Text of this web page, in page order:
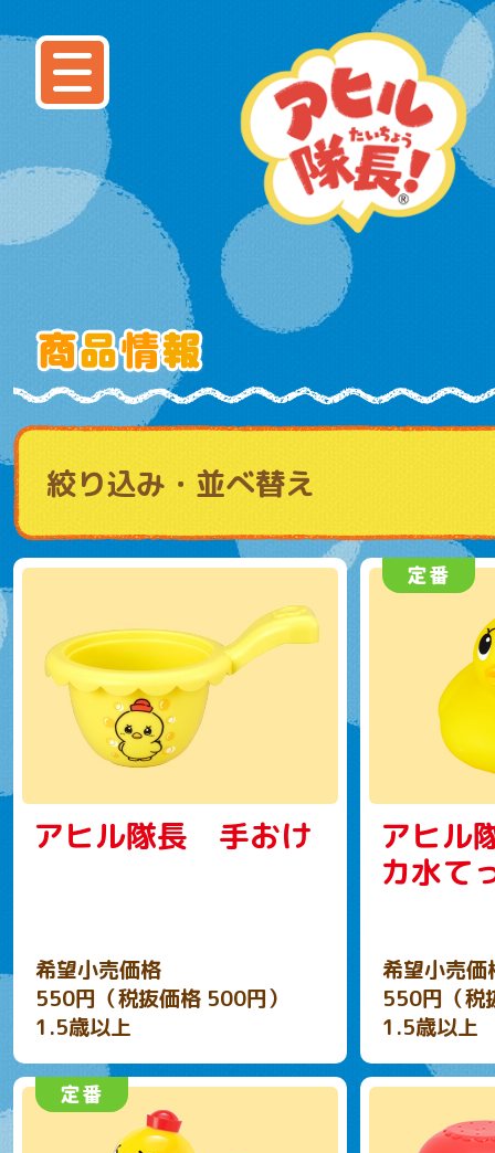
絞り込み・並べ替え
アヒル隊長 手おけ
希望小売価格
550円（税抜価格 500円）
1.5歳以上
アヒル
カ水て
希望小売価
550円（税
1.5歳以上